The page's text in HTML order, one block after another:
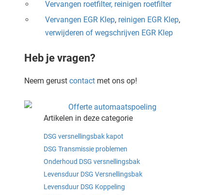
Vervangen roetfilter, reinigen roetfilter
Vervangen EGR Klep, reinigen EGR Klep,
verwijderen of wegschrijven EGR Klep
Heb je vragen?
Neem gerust contact met ons op!
Artikelen in deze categorie
DSG versnellingsbak kapot
DSG Transmissie problemen
Onderhoud DSG versnellingsbak
Levensduur DSG Versnellingsbak
Levensduur DSG Koppeling